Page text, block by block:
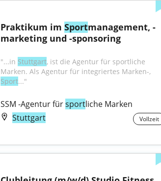
Praktikum im Sportmanagement, -
marketing und -sponsoring
"...in Stuttgart, ist die Agentur für sportliche
Sport..."
SSM -Agentur für sportliche Marken
Stuttgart
Vollzeit